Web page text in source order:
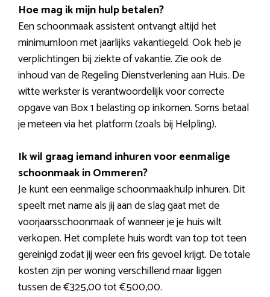
Hoe mag ik mijn hulp betalen?
Een schoonmaak assistent ontvangt altijd het
minimumloon met jaarlijks vakantiegeld. Ook heb je
verplichtingen bij ziekte of vakantie. Zie ook de
inhoud van de Regeling Dienstverlening aan Huis. De
witte werkster is verantwoordelijk voor correcte
opgave van Box 1 belasting op inkomen. Soms betaal
je meteen via het platform (zoals bij Helpling).
Ik wil graag iemand inhuren voor eenmalige
schoonmaak in Ommeren?
Je kunt een eenmalige schoonmaakhulp inhuren. Dit
speelt met name als jij aan de slag gaat met de
voorjaarsschoonmaak of wanneer je je huis wilt
verkopen. Het complete huis wordt van top tot teen
gereinigd zodat jij weer een fris gevoel krijgt. De totale
kosten zijn per woning verschillend maar liggen
tussen de €325,00 tot €500,00.